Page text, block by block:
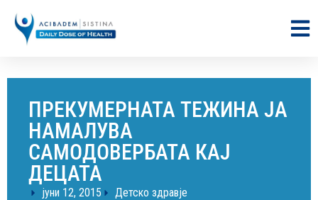
ПРЕКУМЕРНАТА ТЕЖИНА ЈА
НАМАЛУВА
САМОДОВЕРБАТА КАЈ
ДЕЦАТА
јуни 12, 2015 Детско здравје